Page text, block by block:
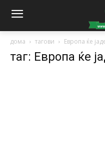
дома тагови Европа ќе
таг: Европа ќе